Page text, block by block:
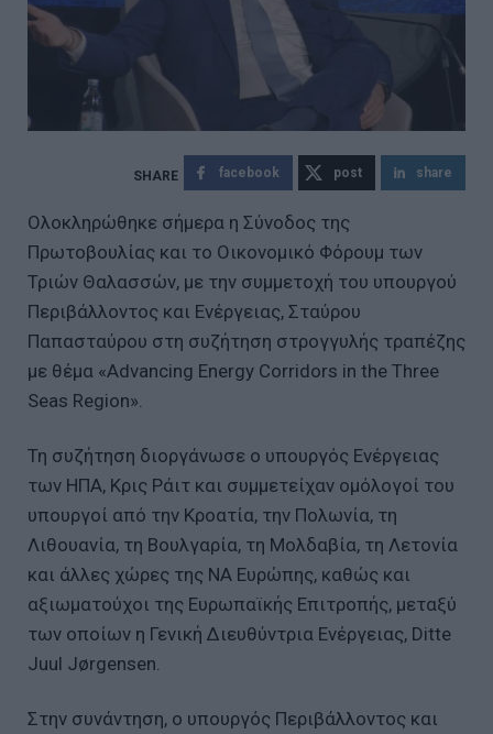
facebook post share
Ολοκληρώθηκε σήμερα η Σύνοδος της
Πρωτοβουλίας και το Οικονομικό Φόρουμ των
Τριών Θαλασσών, με την συμμετοχή του υπουργού
Περιβάλλοντος και Ενέργειας, Σταύρου
Παπασταύρου στη συζήτηση στρογγυλής τραπέζης
με θέμα «Advancing Energy Corridors in the Three
Seas Region».
Τη συζήτηση διοργάνωσε ο υπουργός Ενέργειας
των ΗΠΑ, Κρις Ράιτ και συμμετείχαν ομόλογοί του
υπουργοί από την Κροατία, την Πολωνία, τη
Λιθουανία, τη Βουλγαρία, τη Μολδαβία, τη Λετονία
και άλλες χώρες της ΝΑ Ευρώπης, καθώς και
αξιωματούχοι της Ευρωπαϊκής Επιτροπής, μεταξύ
των οποίων η Γενική Διευθύντρια Ενέργειας, Ditte
Juul Jørgensen.
Στην συνάντηση, ο υπουργός Περιβάλλοντος και